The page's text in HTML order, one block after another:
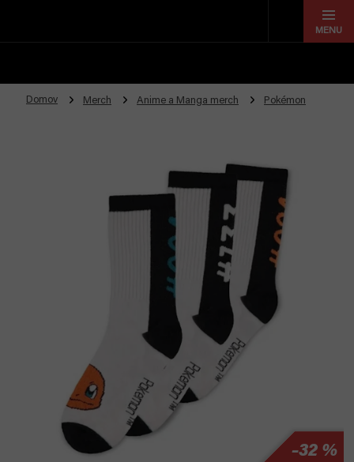
Domov Merch Anime a Manga merch Pokémon
–32 %